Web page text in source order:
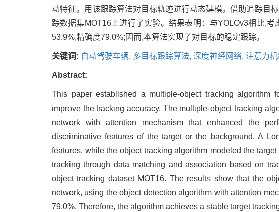
动特征。用该跟踪算法对目标轨迹进行动态建模。借助追踪目
踪数据集MOT16上进行了实验。结果表明：与YOLOv3相比,
53.9%,精确度79.0%;因而,本算法实现了对目标的稳定跟踪。
关键词: 自动驾驶车辆, 多目标跟踪算法, 深度神经网络, 注意力机
Abstract:
This paper established a multiple-object tracking algorithm
improve the tracking accuracy. The multiple-object tracking
network with attention mechanism that enhanced the
discriminative features of the target or the background. A
features, while the object tracking algorithm modeled the
tracking through data matching and association based on
object tracking dataset MOT16. The results show that the
network, using the object detection algorithm with attention
79.0%. Therefore, the algorithm achieves a stable target